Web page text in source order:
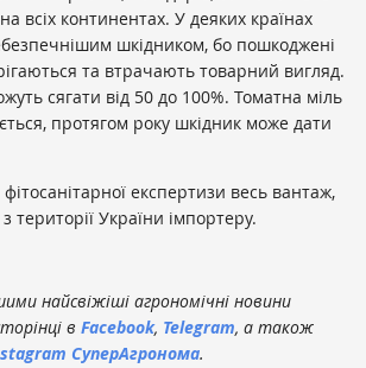
всіх континентах. У деяких країнах
шкідником, бо пошкоджені
та втрачають товарний вигляд.
сягати від 50 до 100%. Томатна міль
протягом року шкідник може дати
експертизи весь вантаж,
території України імпортеру.
найсвіжіші агрономічні новини
в Facebook, Telegram, а також
СуперАгронома.